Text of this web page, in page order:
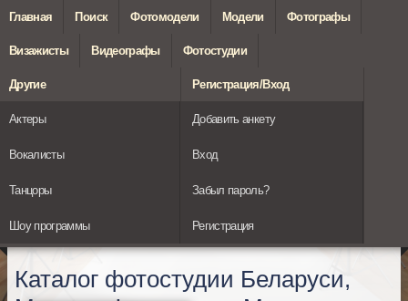
Главная Поиск Фотомодели Модели Фотографы
Визажисты Видеографы Фотостудии
Другие
Актеры
Вокалисты
Танцоры
Шоу программы
Регистрация/Вход
Добавить анкету
Вход
Забыл пароль?
Регистрация
Каталог фотостудии Беларуси,